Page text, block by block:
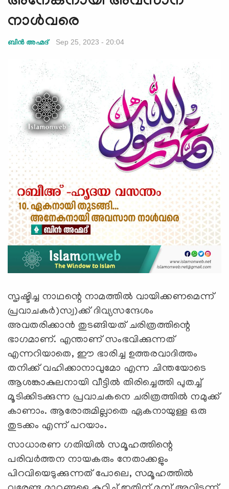
n
നാള്‍വരെ
ബിന്‍ അഹ്മദ് Sep 25, 2023 - 20:04
സൃഷ്ടിച്ച നാഥന്റെ നാമത്തില്‍ വായിക്കണമെന്ന്
പ്രവാചകര്‍)സ്വ)ക്ക് ദിവ്യസന്ദേശം
അവതരിക്കാന്‍ തുടങ്ങിയത് ചരിത്രത്തിന്റെ
ഭാഗമാണ്. എന്താണ് സംഭവിക്കുന്നത്
എന്നറിയാതെ, ഈ ഭാരിച്ച ഉത്തരവാദിത്തം
തനിക്ക് വഹിക്കാനാവുമോ എന്ന ചിന്തയോടെ
ആശങ്കാകുലനായി വീട്ടില്‍ തിരിച്ചെത്തി പുതച്ച്
മൂടിക്കിടക്കുന്ന പ്രവാചകനെ ചരിത്രത്തില്‍ നമുക്ക്
കാണാം. ആരോരുമില്ലാതെ ഏകനായുള്ള ഒരു
തുടക്കം എന്ന് പറയാം.
സാധാരണ ഗതിയില്‍ സമൂഹത്തിന്റെ
പരിവര്‍ത്തന നായകരും നേതാക്കളും
പിറവിയെടുക്കുന്നത് പോലെ, സമൂഹത്തില്‍